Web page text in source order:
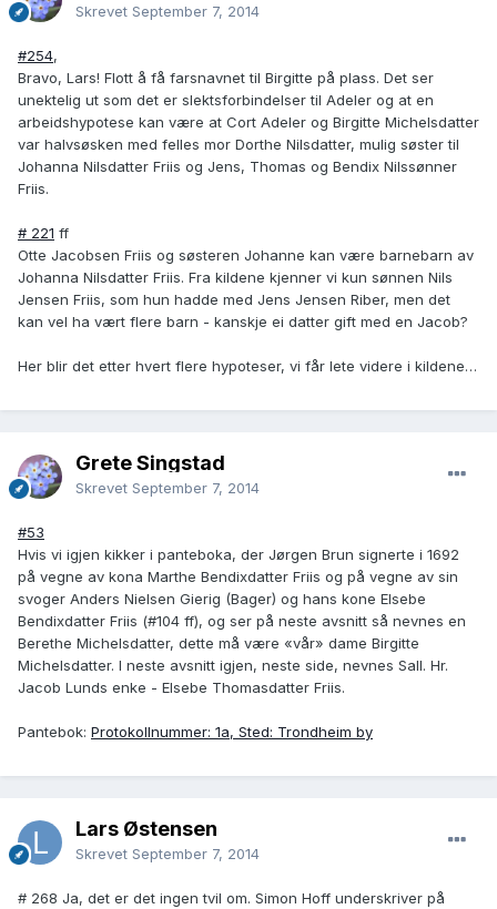
Skrevet September 7, 2014
#254,
Bravo, Lars! Flott å få farsnavnet til Birgitte på plass. Det ser
unektelig ut som det er slektsforbindelser til Adeler og at en
arbeidshypotese kan være at Cort Adeler og Birgitte Michelsdatter
var halvsøsken med felles mor Dorthe Nilsdatter, mulig søster til
Johanna Nilsdatter Friis og Jens, Thomas og Bendix Nilssønner
Friis.
# 221 ff
Otte Jacobsen Friis og søsteren Johanne kan være barnebarn av
Johanna Nilsdatter Friis. Fra kildene kjenner vi kun sønnen Nils
Jensen Friis, som hun hadde med Jens Jensen Riber, men det
kan vel ha vært flere barn - kanskje ei datter gift med en Jacob?
Her blir det etter hvert flere hypoteser, vi får lete videre i kildene…
Grete Singstad
Skrevet September 7, 2014
#53
Hvis vi igjen kikker i panteboka, der Jørgen Brun signerte i 1692
på vegne av kona Marthe Bendixdatter Friis og på vegne av sin
svoger Anders Nielsen Gierig (Bager) og hans kone Elsebe
Bendixdatter Friis (#104 ff), og ser på neste avsnitt så nevnes en
Berethe Michelsdatter, dette må være «vår» dame Birgitte
Michelsdatter. I neste avsnitt igjen, neste side, nevnes Sall. Hr.
Jacob Lunds enke - Elsebe Thomasdatter Friis.
Pantebok: Protokollnummer: 1a, Sted: Trondheim by
Lars Østensen
Skrevet September 7, 2014
# 268 Ja, det er det ingen tvil om. Simon Hoff underskriver på